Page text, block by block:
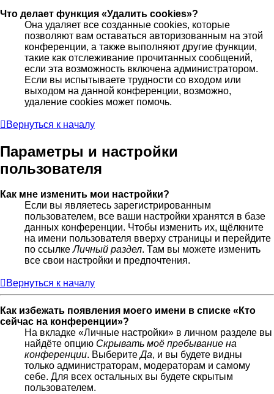
Что делает функция «Удалить cookies»?
Она удаляет все созданные cookies, которые
позволяют вам оставаться авторизованным на этой
конференции, а также выполняют другие функции,
такие как отслеживание прочитанных сообщений,
если эта возможность включена администратором.
Если вы испытываете трудности со входом или
выходом на данной конференции, возможно,
удаление cookies может помочь.
Вернуться к началу
Параметры и настройки
пользователя
Как мне изменить мои настройки?
Если вы являетесь зарегистрированным
пользователем, все ваши настройки хранятся в базе
данных конференции. Чтобы изменить их, щёлкните
на имени пользователя вверху страницы и перейдите
по ссылкеЛичный раздел. Там вы можете изменить
все свои настройки и предпочтения.
Вернуться к началу
Как избежать появления моего имени в списке «Кто
сейчас на конференции»?
На вкладке «Личные настройки» в личном разделе вы
найдёте опцию Скрывать моё пребывание на
конференции. ВыберитеДа, и вы будете видны
только администраторам, модераторам и самому
себе. Для всех остальных вы будете скрытым
пользователем.